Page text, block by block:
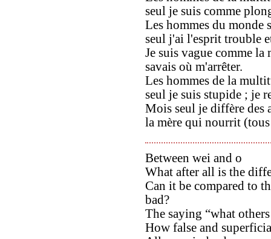
seul je suis comme
Les hommes du monde
seul j'ai l'esprit trouble
Je suis vague comme
savais où m'arrêter.
Les hommes de la
seul je suis stupide ; je
Mois seul je diffère des
la mère qui nourrit (tous
Between wei and o
What after all is the
Can it be compared to
bad?
The saying “what
How false and